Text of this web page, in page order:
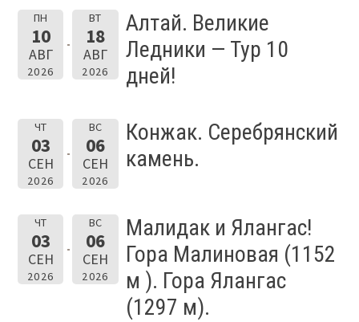
ПН
10
АВГ
2026
ВТ
18
АВГ
2026
Алтай. Великие
Ледники — Тур 10
дней!
ЧТ
03
СЕН
2026
ВС
06
СЕН
2026
Конжак. Серебрянский
камень.
ЧТ
03
СЕН
2026
ВС
06
СЕН
2026
Малидак и Ялангас!
Гора Малиновая (1152
м ). Гора Ялангас
(1297 м).